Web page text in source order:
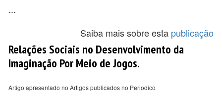
...
Saiba mais sobre esta publicação
Relações Sociais no Desenvolvimento da
Imaginação Por Meio de Jogos.
Artigo apresentado no Artigos publicados no Periodico